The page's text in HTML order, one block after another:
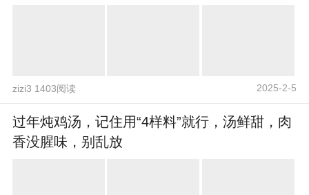
zizi3 1403阅读 2025-2-5
过年炖鸡汤，记住用“4样料”就行，汤鲜甜，肉
香没腥味，别乱放